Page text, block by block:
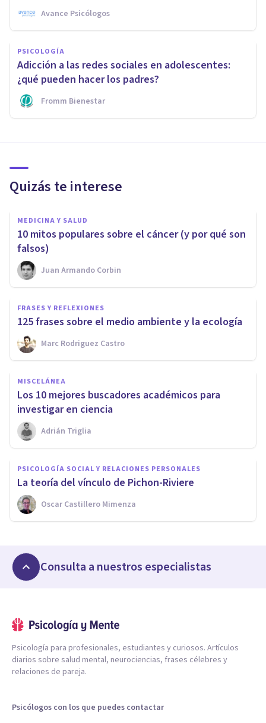
Avance Psicólogos
PSICOLOGÍA
Adicción a las redes sociales en adolescentes:
¿qué pueden hacer los padres?
Fromm Bienestar
Quizás te interese
MEDICINA Y SALUD
​10 mitos populares sobre el cáncer (y por qué son
falsos)
Juan Armando Corbin
FRASES Y REFLEXIONES
​125 frases sobre el medio ambiente y la ecología
Marc Rodriguez Castro
MISCELÁNEA
Los 10 mejores buscadores académicos para
investigar en ciencia
Adrián Triglia
PSICOLOGÍA SOCIAL Y RELACIONES PERSONALES
La teoría del vínculo de Pichon-Riviere
Oscar Castillero Mimenza
Consulta a nuestros especialistas
Psicología para profesionales, estudiantes y curiosos. Artículos
diarios sobre salud mental, neurociencias, frases célebres y
relaciones de pareja.
Psicólogos con los que puedes contactar